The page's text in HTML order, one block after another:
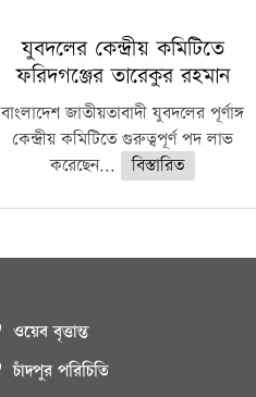
যুবদলের কেন্দ্রীয় কমিটিতে
ফরিদগঞ্জের তারেকুর রহমান
বাংলাদেশ জাতীয়তাবাদী যুবদলের পূর্ণাঙ্গ
কেন্দ্রীয় কমিটিতে গুরুত্বপূর্ণ পদ লাভ
করেছেন...
বিস্তারিত
ওয়েব বৃত্তান্ত
চাঁদপুর পরিচিতি